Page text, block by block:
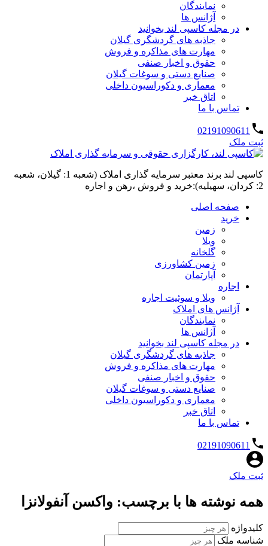
نمایندگان
آژانس ها
در مجله کاسپی لند بخوانید
جاذبه های گردشگری گیلان
مهارت های مذاکره و فروش
حقوق و اخبار صنفی
صنایع دستی و سوغات گیلان
معماری و دکوراسیون داخلی
اتاق خبر
تماس با ما
02191090611
ثبت ملک
کاسپی لند برند معتبر سرمایه گذاری املاک (شعبه 1: گیلان، شعبه
2: کردان، سهیلیه):خرید و فروش ،رهن و اجاره
صفحه اصلی
خرید
زمین
ویلا
گلخانه
زمین کشاورزی
آپارتمان
اجاره
ویلا و سوئیت اجاره
آژانس های املاک
نمایندگان
آژانس ها
در مجله کاسپی لند بخوانید
جاذبه های گردشگری گیلان
مهارت های مذاکره و فروش
حقوق و اخبار صنفی
صنایع دستی و سوغات گیلان
معماری و دکوراسیون داخلی
اتاق خبر
تماس با ما
02191090611
ثبت ملک
همه نوشته ها با برچسب: واکسن آنفولانزا
کلیدواژه
شناسه ملک